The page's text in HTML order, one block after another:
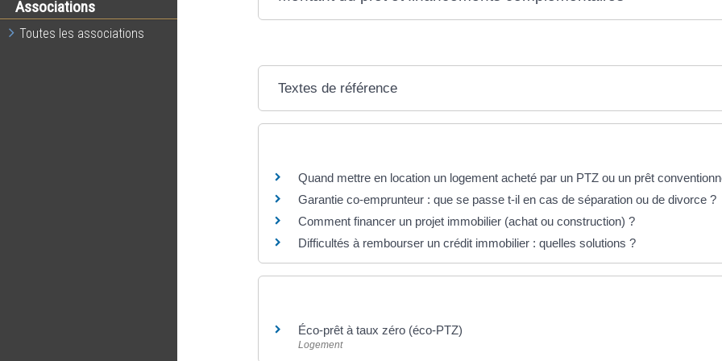
Associations
Toutes les associations
Textes de référence
Quand mettre en location un logement acheté par un PTZ ou un prêt
Garantie co-emprunteur : que se passe t-il en cas de séparation ou de divorce ?
Comment financer un projet immobilier (achat ou construction) ?
Difficultés à rembourser un crédit immobilier : quelles solutions ?
Éco-prêt à taux zéro (éco-PTZ)
Logement